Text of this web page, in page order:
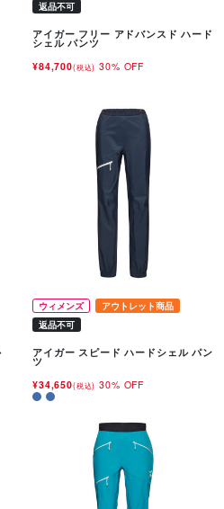
返品不可
アイガー フリー アドバンスド ハード
シェル パンツ
¥84,700(税込) 30% OFF
ウィメンズ
アウトレット商品
返品不可
アイガー スピード ハードシェル パン
ツ
¥34,650(税込) 30% OFF